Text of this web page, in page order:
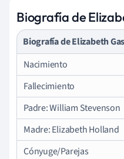
Biografía de
Biografía de Elizabeth
Nacimiento
Fallecimiento
Padre: William Stevenson
Madre: Elizabeth Holland
Cónyuge/Parejas